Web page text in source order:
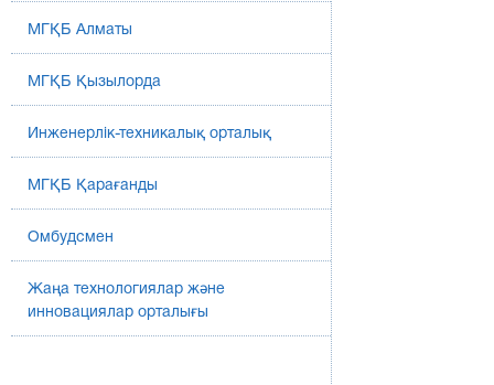
МГҚБ Алматы
МГҚБ Қызылорда
Инженерлік-техникалық орталық
МГҚБ Қарағанды
Омбудсмен
Жаңа технологиялар және
инновациялар орталығы